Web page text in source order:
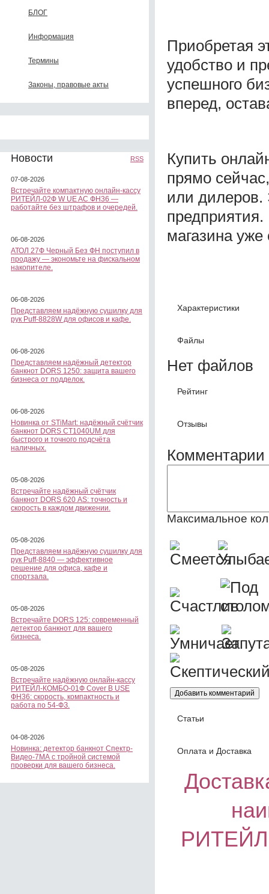
БЛОГ
Информация
Термины
Законы, правовые акты
Новости RSS
07-08-2026
Встречайте компактную онлайн-кассу
РИТЕЙЛ-02Ф W UE AC ФН36 —
работайте без штрафов и очередей.
06-08-2026
АТОЛ 27Ф Черный Без ФН поступил в
продажу — экономьте на фискальном
накопителе.
06-08-2026
Представляем надёжную сушилку для
рук Puff-8828W для офисов и кафе.
06-08-2026
Представляем надёжный детектор
банкнот DORS 1250: защита вашего
бизнеса от подделок.
06-08-2026
Новинка от STiMart: надёжный счётчик
банкнот DORS CT1040UM для
быстрого и точного подсчёта
наличных.
05-08-2026
Встречайте надёжный счётчик
банкнот DORS 620 АS: точность и
скорость в каждом движении.
05-08-2026
Представляем надёжную сушилку для
рук Puff-8840 — эффективное
решение для офиса, кафе и
спортзала.
05-08-2026
Встречайте DORS 125: современный
детектор банкнот для вашего
бизнеса.
05-08-2026
Встречайте надёжную онлайн-кассу
РИТЕЙЛ-КОМБО-01Ф Cover B USE
ФН36: скорость, компактность и
работа по 54-ФЗ.
04-08-2026
Новинка: детектор банкнот Спектр-
Видео-7МА с тройной системой
проверки для вашего бизнеса.
Приобретая
удобство и
успешного
вперед,
Купить
прямо
или дилеров.
магазина уже
Характеристики
Файлы
Нет файлов
Рейтинг
Отзывы
Комментарии
Максимальное
Статьи
Оплата и Доставка